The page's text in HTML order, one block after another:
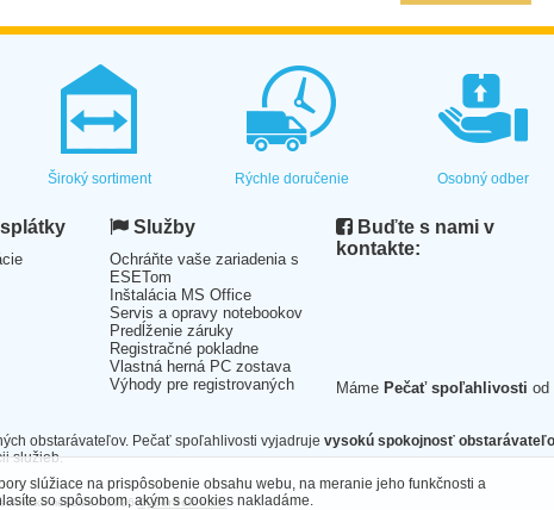
Široký sortiment Rýchle doručenie Osobný odber
Služby
Ochráňte vaše zariadenia s
ESETom
Inštalácia MS Office
Servis a opravy notebookov
Predĺženie záruky
Registračné pokladne
Vlastná herná PC zostava
Výhody pre registrovaných
Buďte s nami v
kontakte:
Máme Pečať spoľahlivosti od
obstarávateľov. Pečať spoľahlivosti vyjadruje vysokú spokojnosť
služieb.
riešenie ©2026CyberSoft s.r.o.
slúžiace na prispôsobenie obsahu webu, na meranie jeho funkčnosti a
so spôsobom, akým s cookies nakladáme.